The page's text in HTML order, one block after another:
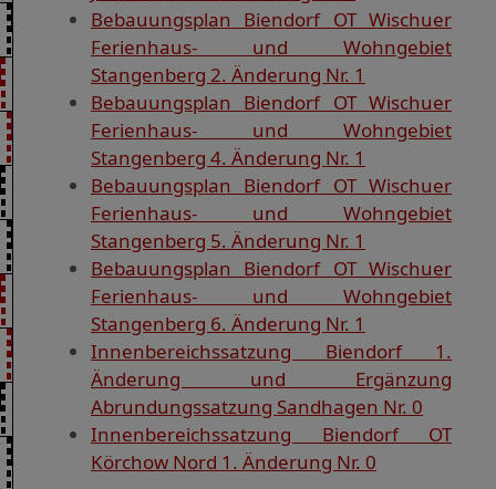
Bebauungsplan Biendorf OT Wischuer
Ferienhaus- und Wohngebiet
Stangenberg 2. Änderung Nr. 1
Bebauungsplan Biendorf OT Wischuer
Ferienhaus- und Wohngebiet
Stangenberg 4. Änderung Nr. 1
Bebauungsplan Biendorf OT Wischuer
Ferienhaus- und Wohngebiet
Stangenberg 5. Änderung Nr. 1
Bebauungsplan Biendorf OT Wischuer
Ferienhaus- und Wohngebiet
Stangenberg 6. Änderung Nr. 1
Innenbereichssatzung Biendorf 1.
Änderung und Ergänzung
Abrundungssatzung Sandhagen Nr. 0
Innenbereichssatzung Biendorf OT
Körchow Nord 1. Änderung Nr. 0